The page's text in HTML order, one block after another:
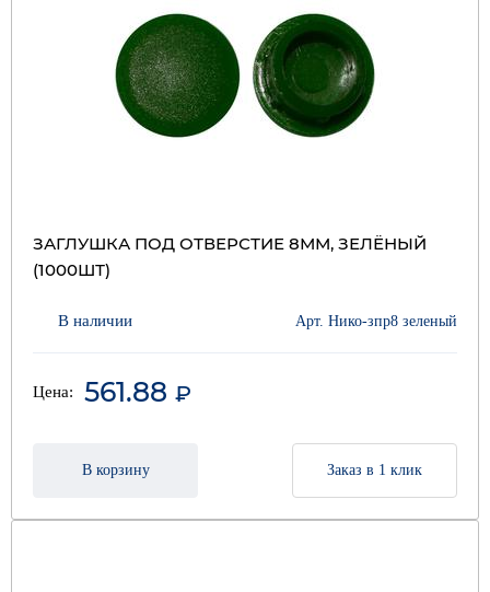
ЗАГЛУШКА ПОД ОТВЕРСТИЕ 8ММ, ЗЕЛЁНЫЙ
(1000ШТ)
В наличии Арт. Нико-зпр8 зеленый
Цена: 561.88 ₽
В корзину Заказ в 1 клик